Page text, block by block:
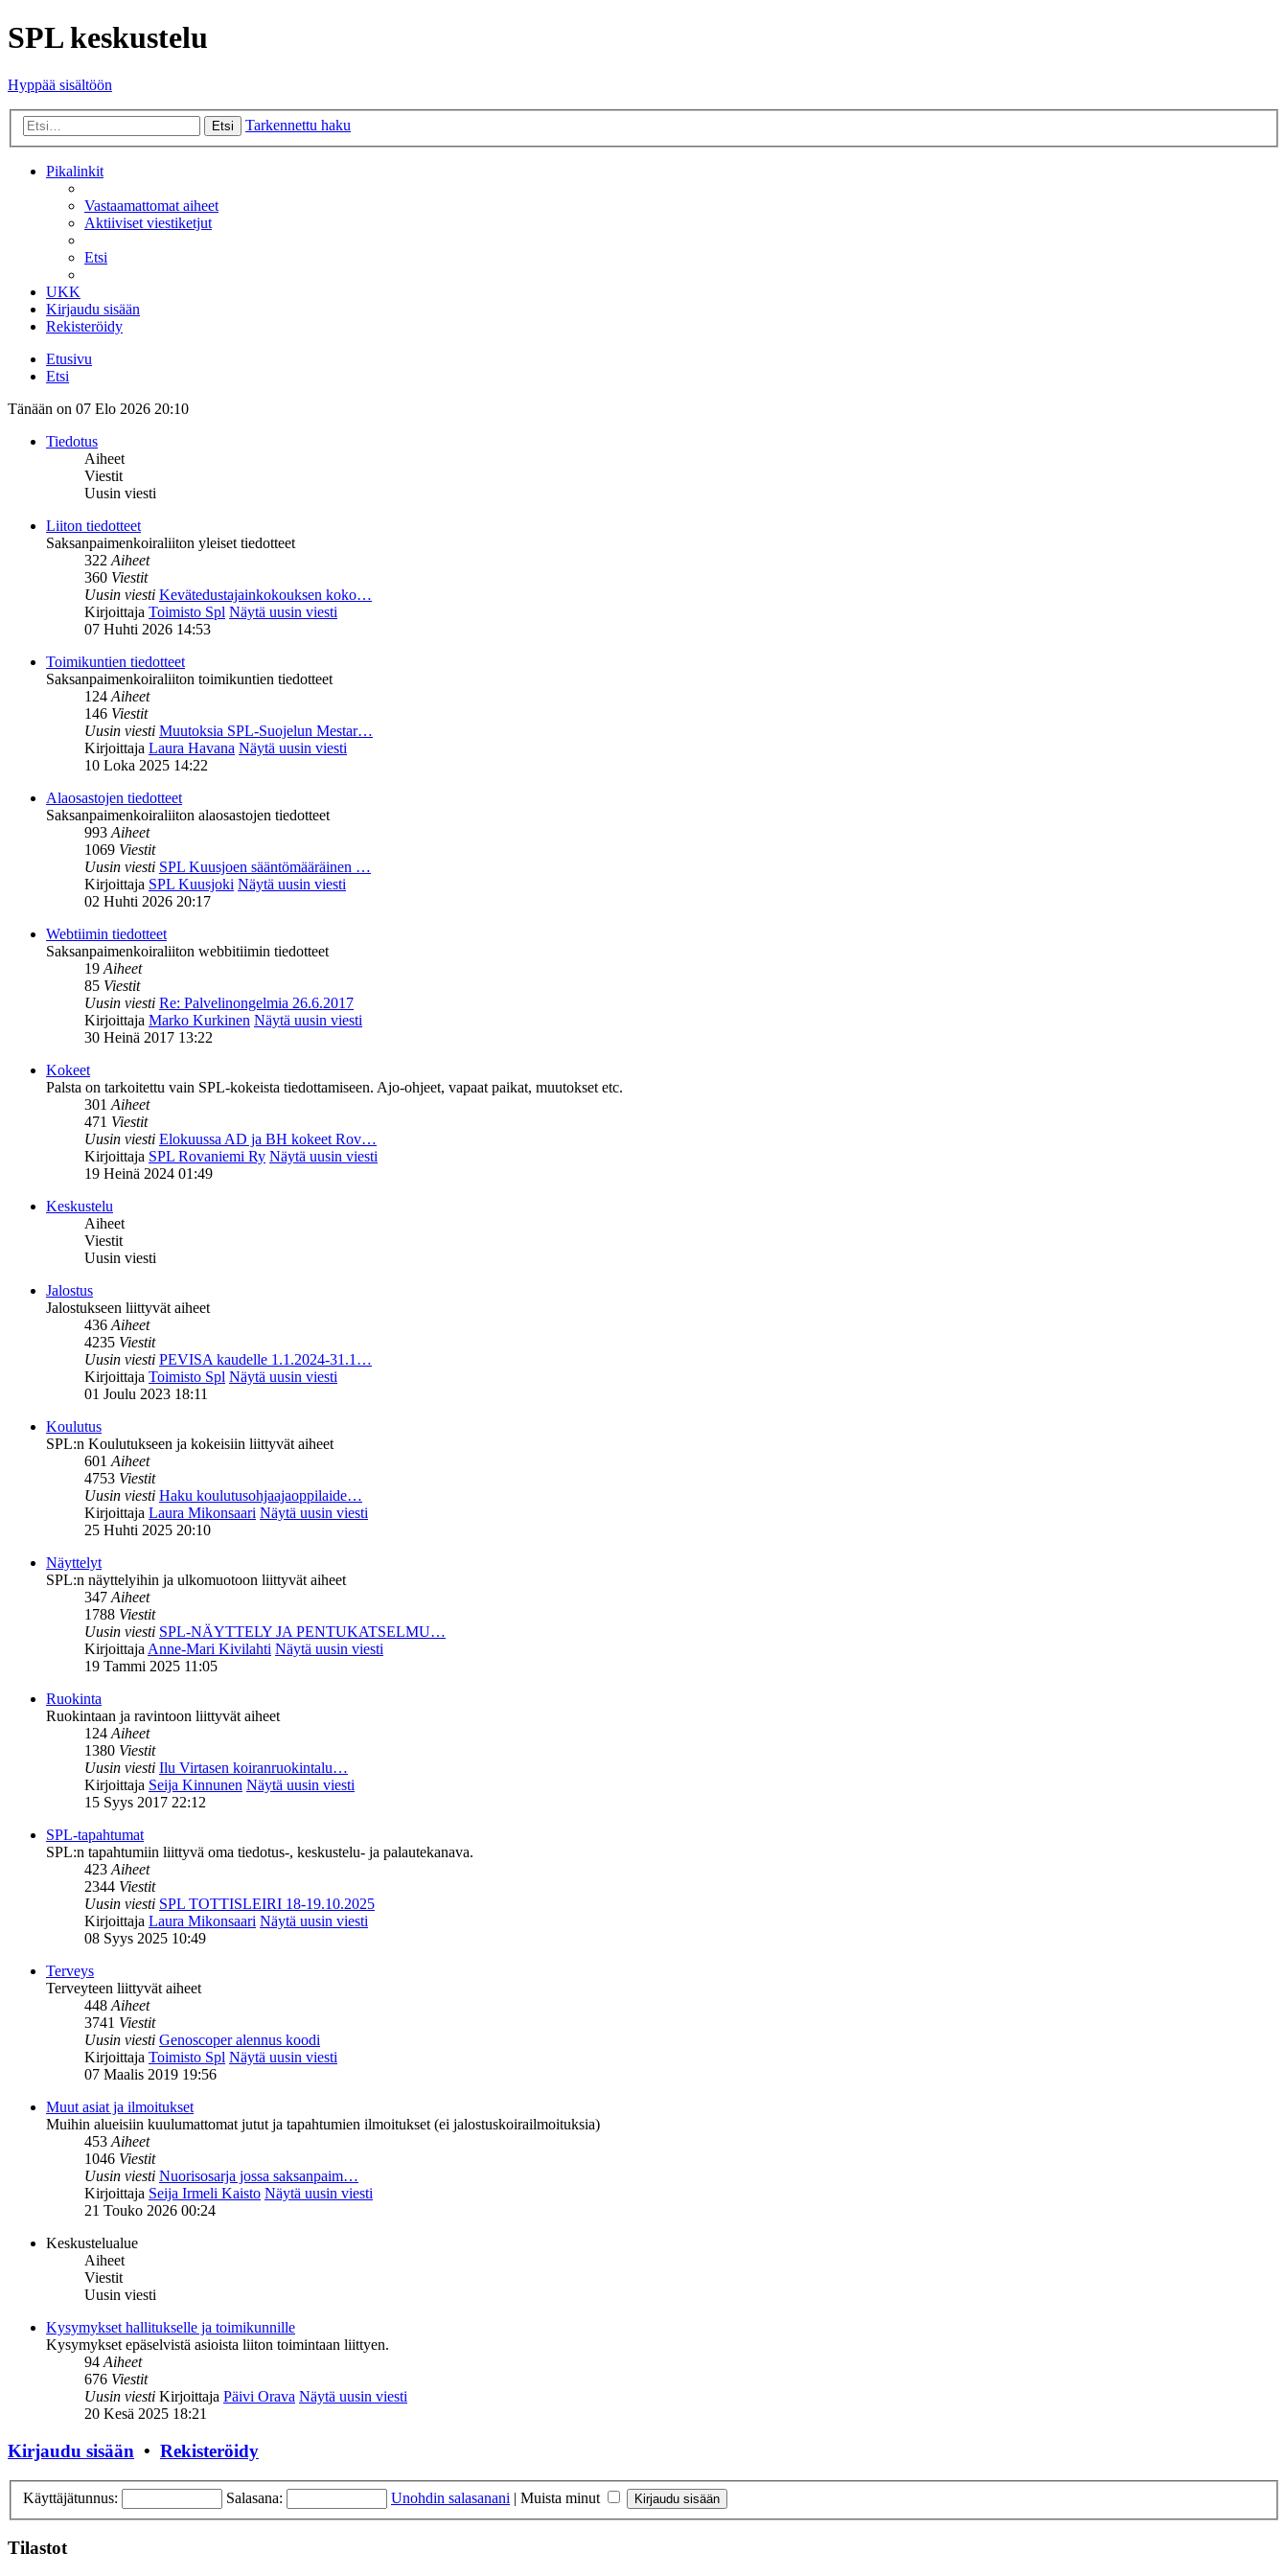
SPL keskustelu
Hyppää sisältöön
Etsi Tarkennettu haku
Pikalinkit
Vastaamattomat aiheet
Aktiiviset viestiketjut
Etsi
UKK
Kirjaudu sisään
Rekisteröidy
Etusivu
Etsi
Tänään on 07 Elo 2026 20:10
Tiedotus
Aiheet
Viestit
Uusin viesti
Liiton tiedotteet
Saksanpaimenkoiraliiton yleiset tiedotteet
322Aiheet
360 Viestit
Uusin viesti Kevätedustajainkokouksen koko…
Kirjoittaja Toimisto Spl Näytä uusin viesti
07 Huhti 2026 14:53
Toimikuntien tiedotteet
Saksanpaimenkoiraliiton toimikuntien tiedotteet
124Aiheet
146 Viestit
Uusin viesti Muutoksia SPL-Suojelun Mestar…
Kirjoittaja Laura Havana Näytä uusin viesti
10 Loka 2025 14:22
Alaosastojen tiedotteet
Saksanpaimenkoiraliiton alaosastojen tiedotteet
993Aiheet
1069 Viestit
Uusin viesti SPL Kuusjoen sääntömääräinen …
Kirjoittaja SPL Kuusjoki Näytä uusin viesti
02 Huhti 2026 20:17
Webtiimin tiedotteet
Saksanpaimenkoiraliiton webbitiimin tiedotteet
19Aiheet
85 Viestit
Uusin viesti Re: Palvelinongelmia 26.6.2017
Kirjoittaja Marko Kurkinen Näytä uusin viesti
30 Heinä 2017 13:22
Kokeet
Palsta on tarkoitettu vain SPL-kokeista tiedottamiseen. Ajo-ohjeet, vapaat paikat, muutokset etc.
301Aiheet
471 Viestit
Uusin viesti Elokuussa AD ja BH kokeet Rov…
Kirjoittaja SPL Rovaniemi Ry Näytä uusin viesti
19 Heinä 2024 01:49
Keskustelu
Aiheet
Viestit
Uusin viesti
Jalostus
Jalostukseen liittyvät aiheet
436Aiheet
4235 Viestit
Uusin viesti PEVISA kaudelle 1.1.2024-31.1…
Kirjoittaja Toimisto Spl Näytä uusin viesti
01 Joulu 2023 18:11
Koulutus
SPL:n Koulutukseen ja kokeisiin liittyvät aiheet
601Aiheet
4753 Viestit
Uusin viesti Haku koulutusohjaajaoppilaide…
Kirjoittaja Laura Mikonsaari Näytä uusin viesti
25 Huhti 2025 20:10
Näyttelyt
SPL:n näyttelyihin ja ulkomuotoon liittyvät aiheet
347Aiheet
1788 Viestit
Uusin viesti SPL-NÄYTTELY JA PENTUKATSELMU…
KirjoittajaAnne-Mari Kivilahti Näytä uusin viesti
19 Tammi 2025 11:05
Ruokinta
Ruokintaan ja ravintoon liittyvät aiheet
124Aiheet
1380 Viestit
Uusin viesti Ilu Virtasen koiranruokintalu…
Kirjoittaja Seija Kinnunen Näytä uusin viesti
15 Syys 2017 22:12
SPL-tapahtumat
SPL:n tapahtumiin liittyvä oma tiedotus-, keskustelu- ja palautekanava.
423Aiheet
2344 Viestit
Uusin viesti SPL TOTTISLEIRI 18-19.10.2025
Kirjoittaja Laura Mikonsaari Näytä uusin viesti
08 Syys 2025 10:49
Terveys
Terveyteen liittyvät aiheet
448Aiheet
3741 Viestit
Uusin viesti Genoscoper alennus koodi
Kirjoittaja Toimisto Spl Näytä uusin viesti
07 Maalis 2019 19:56
Muut asiat ja ilmoitukset
Muihin alueisiin kuulumattomat jutut ja tapahtumien ilmoitukset (ei jalostuskoirailmoituksia)
453Aiheet
1046 Viestit
Uusin viesti Nuorisosarja jossa saksanpaim…
Kirjoittaja Seija Irmeli Kaisto Näytä uusin viesti
21 Touko 2026 00:24
Keskustelualue
Aiheet
Viestit
Uusin viesti
Kysymykset hallitukselle ja toimikunnille
Kysymykset epäselvistä asioista liiton toimintaan liittyen.
94Aiheet
676 Viestit
Uusin viesti Kirjoittaja Päivi Orava Näytä uusin viesti
20 Kesä 2025 18:21
Kirjaudu sisään • Rekisteröidy
Käyttäjätunnus: Salasana: Unohdin salasanani | Muista minut
Tilastot